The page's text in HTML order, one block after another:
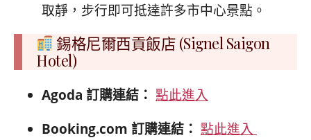
取靜，步行即可抵達許多市中心景點。
錫格尼爾西貢飯店 (Signel Saigon
Hotel)
Agoda 訂購連結： 點此進入
Booking.com 訂購連結： 點此進入